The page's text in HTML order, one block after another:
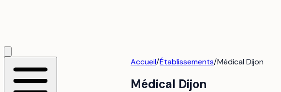
Accueil/Établissements/Médical Dijon
Médical Dijon